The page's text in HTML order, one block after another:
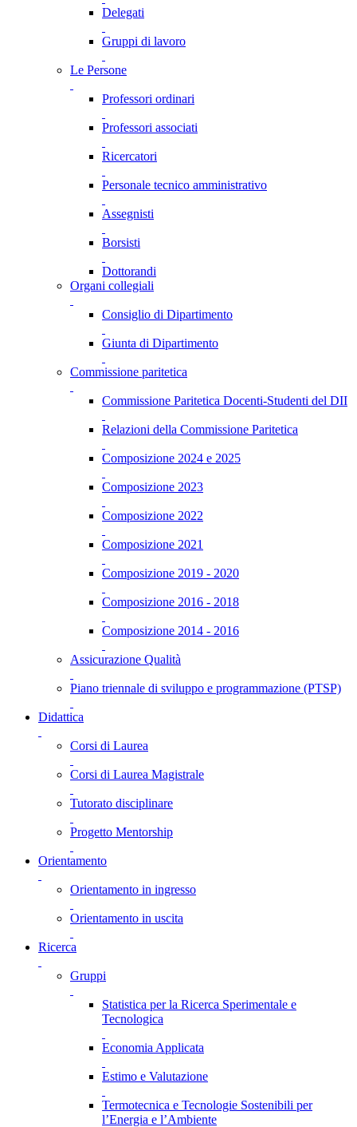
Delegati
Gruppi di lavoro
Le Persone
Professori ordinari
Professori associati
Ricercatori
Personale tecnico amministrativo
Assegnisti
Borsisti
Dottorandi
Organi collegiali
Consiglio di Dipartimento
Giunta di Dipartimento
Commissione paritetica
Commissione Paritetica Docenti-Studenti del DII
Relazioni della Commissione Paritetica
Composizione 2024 e 2025
Composizione 2023
Composizione 2022
Composizione 2021
Composizione 2019 - 2020
Composizione 2016 - 2018
Composizione 2014 - 2016
Assicurazione Qualità
Piano triennale di sviluppo e programmazione (PTSP)
Didattica
Corsi di Laurea
Corsi di Laurea Magistrale
Tutorato disciplinare
Progetto Mentorship
Orientamento
Orientamento in ingresso
Orientamento in uscita
Ricerca
Gruppi
Statistica per la Ricerca Sperimentale e
Tecnologica
Economia Applicata
Estimo e Valutazione
Termotecnica e Tecnologie Sostenibili per
l’Energia e l’Ambiente